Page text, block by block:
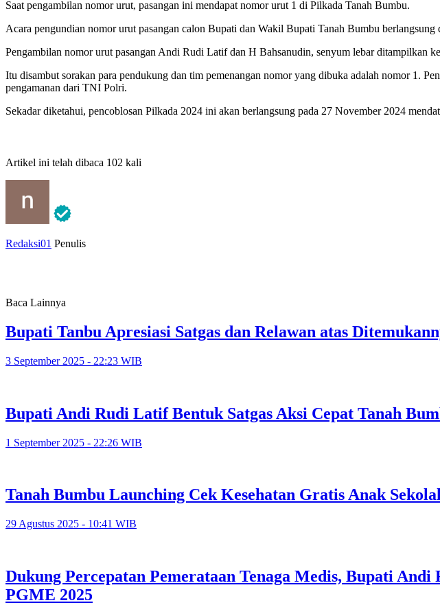
Saat pengambilan nomor urut, pasangan ini mendapat nomor urut 1 di Pilkada Tanah Bumbu.
Acara pengundian nomor urut pasangan calon Bupati dan Wakil Bupati Tanah Bumbu
Pengambilan nomor urut pasangan Andi Rudi Latif dan H Bahsanudin, senyum lebar ditampilkan
Itu disambut sorakan para pendukung dan tim pemenangan nomor yang dibuka adalah nomor 1.
pengamanan dari TNI Polri.
Sekadar diketahui, pencoblosan Pilkada 2024 ini akan berlangsung pada 27 November 2024
Artikel ini telah dibaca 102 kali
Redaksi01 Penulis
Baca Lainnya
Bupati Tanbu Apresiasi Satgas dan Relawan atas
3 September 2025 - 22:23 WIB
Bupati Andi Rudi Latif Bentuk Satgas Aksi Cepat Tanah
1 September 2025 - 22:26 WIB
Tanah Bumbu Launching Cek Kesehatan Gratis Anak
29 Agustus 2025 - 10:41 WIB
Dukung Percepatan Pemerataan Tenaga Medis, Bupati
PGME 2025